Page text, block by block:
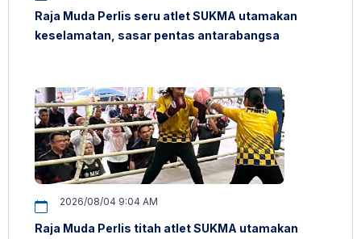
Raja Muda Perlis seru atlet SUKMA utamakan
keselamatan, sasar pentas antarabangsa
2026/08/04 9:04 AM
Raja Muda Perlis titah atlet SUKMA utamakan